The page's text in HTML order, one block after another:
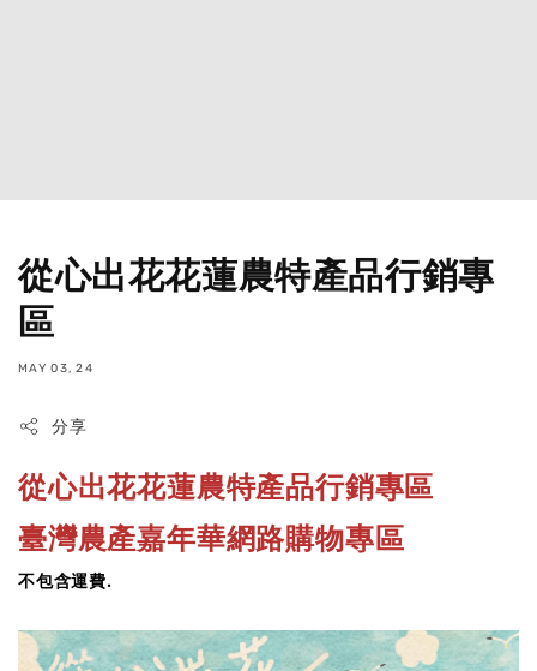
從心出花花蓮農特產品行銷專
區
MAY 03, 24
分享
從心出花花蓮農特產品行銷專區
臺灣農產嘉年華網路購物專區
不包含運費.